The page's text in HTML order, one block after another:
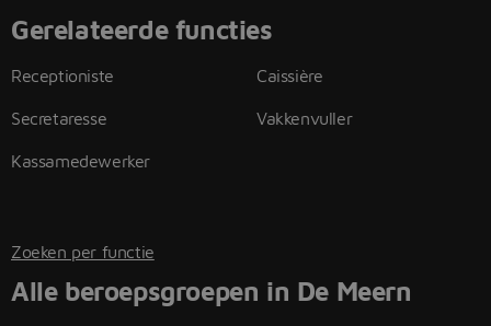
Gerelateerde functies
Receptioniste
Secretaresse
Kassamedewerker
Caissière
Vakkenvuller
Zoeken per functie
Alle beroepsgroepen in De Meern